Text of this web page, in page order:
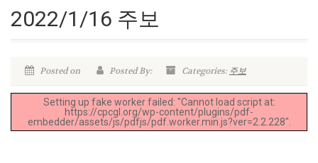
2022/1/16 주보
Posted on Posted By: Categories:주보
Setting up fake worker failed: "Cannot load script at:
https://cpcgl.org/wp-content/plugins/pdf-
embedder/assets/js/pdfjs/pdf.worker.min.js?ver=2.2.228".